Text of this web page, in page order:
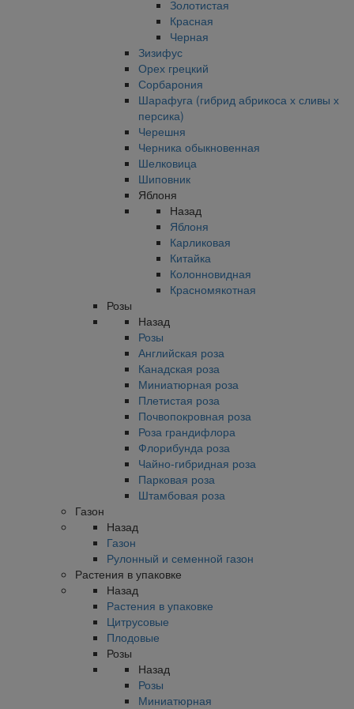
Золотистая
Красная
Черная
Зизифус
Орех грецкий
Сорбарония
Шарафуга (гибрид абрикоса х сливы х
персика)
Черешня
Черника обыкновенная
Шелковица
Шиповник
Яблоня
Назад
Яблоня
Карликовая
Китайка
Колонновидная
Красномякотная
Розы
Назад
Розы
Английская роза
Канадская роза
Миниатюрная роза
Плетистая роза
Почвопокровная роза
Роза грандифлора
Флорибунда роза
Чайно-гибридная роза
Парковая роза
Штамбовая роза
Газон
Назад
Газон
Рулонный и семенной газон
Растения в упаковке
Назад
Растения в упаковке
Цитрусовые
Плодовые
Розы
Назад
Розы
Миниатюрная